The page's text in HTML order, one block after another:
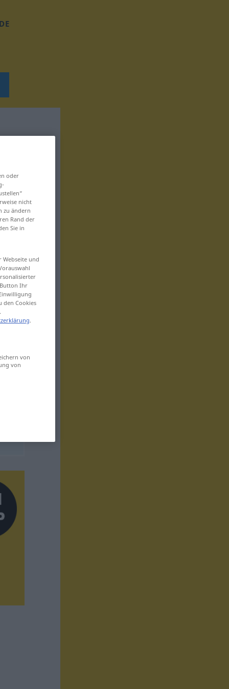
oder
nicht
zu ändern
Rand der
Sie in
und
Ihr
den Cookies
.
von
von